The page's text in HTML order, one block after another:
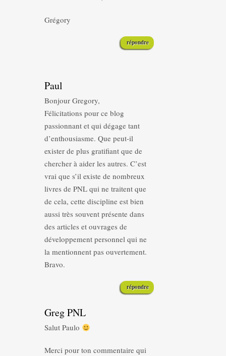
Grégory
répondre
Paul
Bonjour Gregory,
Félicitations pour ce blog
passionnant et qui dégage tant
d’enthousiasme. Que peut-il
exister de plus gratifiant que de
chercher à aider les autres. C’est
vrai que s’il existe de nombreux
livres de PNL qui ne traitent que
de cela, cette discipline est bien
aussi très souvent présente dans
des articles et ouvrages de
développement personnel qui ne
la mentionnent pas ouvertement.
Bravo.
répondre
Greg PNL
Salut Paulo
Merci pour ton commentaire qui